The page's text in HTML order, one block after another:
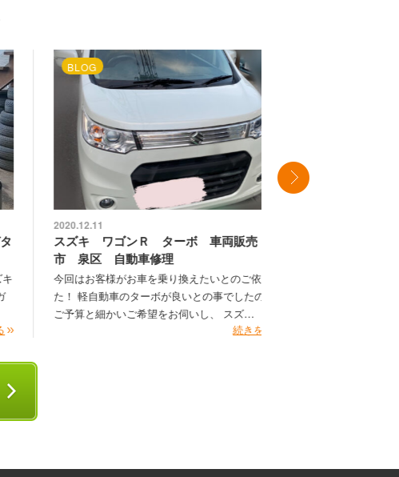
BLOG
2020.12.11
スズキ ワゴンＲ ターボ 車両販売 横浜
市 泉区 自動車修理
今回はお客様がお車を乗り換えたいとのご依頼でし
た！ 軽自動車のターボが良いとの事でしたので、
ご予算と細かいご希望をお伺いし、 スズ…
続きを見る